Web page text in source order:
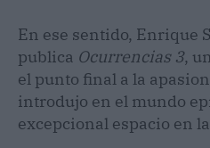
En ese sentido, Enrique
publica Ocurrencias 3,
el punto final a la
introdujo en el mundo
excepcional espacio en